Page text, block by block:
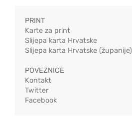
PRINT
Karte za print
Slijepa karta Hrvatske
Slijepa karta Hrvatske (županije)
POVEZNICE
Kontakt
Twitter
Facebook